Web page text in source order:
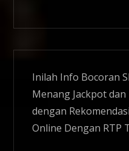
Inilah Info Bocoran
Menang Jackpot
dengan
Online Dengan RTP